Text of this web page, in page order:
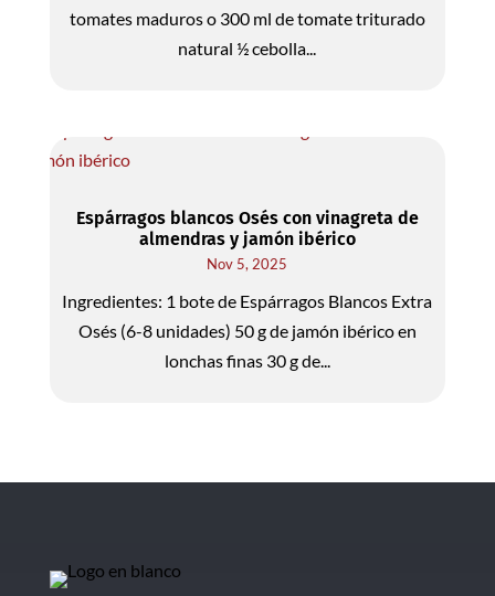
tomates maduros o 300 ml de tomate triturado
natural ½ cebolla...
Espárragos blancos Osés con vinagreta de
almendras y jamón ibérico
Nov 5, 2025
Ingredientes: 1 bote de Espárragos Blancos Extra
Osés (6-8 unidades) 50 g de jamón ibérico en
lonchas finas 30 g de...